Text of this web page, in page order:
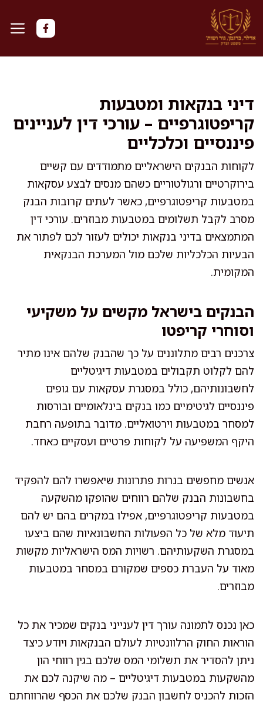
לדלג
לתוכן
דיני בנקאות ומטבעות
קריפטוגרפיים – עורכי דין לעניינים
פיננסיים וכלכליים
לקוחות הבנקים הישראליים מתמודדים עם קשיים
בירוקרטיים ורגולטוריים כשהם מנסים לבצע עסקאות
במטבעות קריפטוגרפיים, כאשר לעתים קרובות הבנק
מסרב לקבל תשלומים במטבעות מבוזרים. עורכי דין
המתמצאים בדיני בנקאות יכולים לעזור לכם לפתור את
הבעיות הכלכליות שלכם מול המערכת הבנקאית
המקומית.
הבנקים בישראל מקשים על משקיעי
וסוחרי קריפטו
צרכנים רבים מתלוננים על כך שהבנק שלהם אינו מתיר
להם לקלוט תקבולים במטבעות דיגיטליים
לחשבונותיהם, כולל במסגרת עסקאות עם גופים
פיננסיים לגיטימיים כמו בנקים בינלאומיים ובורסות
למסחר במטבעות וירטואליים. מדובר בתופעה רחבת
היקף המשפיעה על לקוחות פרטיים ועסקיים כאחד.
אנשים מחפשים בנרות פתרונות שיאפשרו להם להפקיד
בחשבונות הבנק שלהם רווחים שהופקו מהשקעה
במטבעות קריפטוגרפיים, אפילו במקרים בהם יש להם
תיעוד מלא של כל הפעולות החשבונאיות שהם ביצעו
במסגרת השקעותיהם. רשויות המס הישראליות מקשות
מאוד על העברת כספים שמקורם במסחר במטבעות
מבוזרים.
כאן נכנס לתמונה עורך דין לענייני בנקים שמכיר את כל
הוראות החוק הרלוונטיות לעולם הבנקאות ויודע כיצד
ניתן להסדיר את תשלומי המס שלכם בגין רווחי הון
מהשקעות במטבעות דיגיטליים – מה שיקנה לכם את
הזכות להכניס לחשבון הבנק שלכם את הכסף שהרווחתם